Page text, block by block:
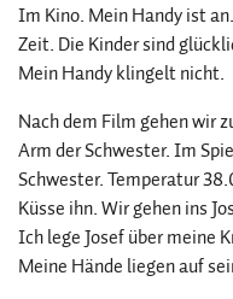
Im Kino. Mein Handy ist
Zeit. Die Kinder sind
Mein Handy klingelt nicht.
Nach dem Film gehen wir
Arm der Schwester. Im
Schwester. Temperatur
Küsse ihn. Wir gehen ins
Ich lege Josef über meine
Meine Hände liegen auf